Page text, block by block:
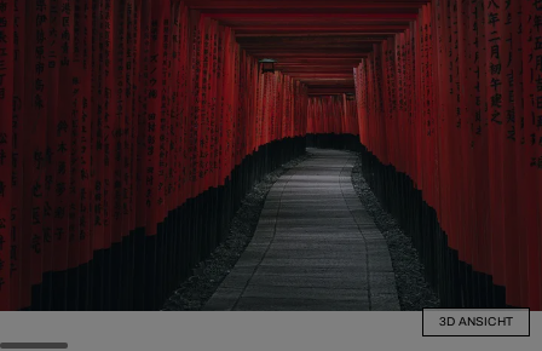
3D ANSICHT